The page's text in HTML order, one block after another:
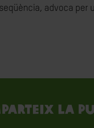
advoca
la